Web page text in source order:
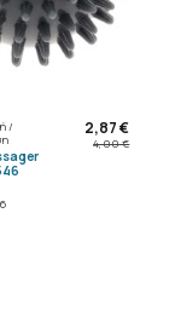
/
2,87 €
4,00 €